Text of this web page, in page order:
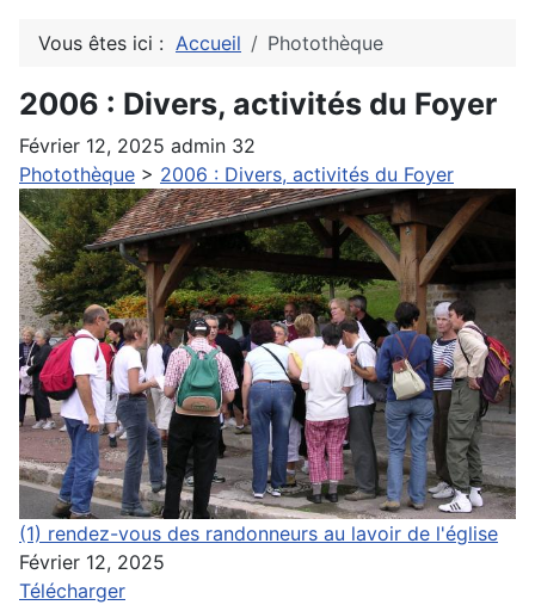
Vous êtes ici : Accueil Photothèque
2006 : Divers, activités du Foyer
Février 12, 2025 admin 32
Photothèque > 2006 : Divers, activités du Foyer
(1) rendez-vous des randonneurs au lavoir de l'église
Février 12, 2025
Télécharger